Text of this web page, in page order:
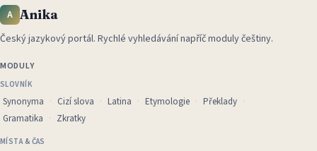
A Anika
Český jazykový portál. Rychlé vyhledávání napříč moduly češtiny.
MODULY
SLOVNÍK
Synonyma Cizí slova Latina Etymologie
Překlady
Gramatika
Zkratky
MÍSTA & ČAS